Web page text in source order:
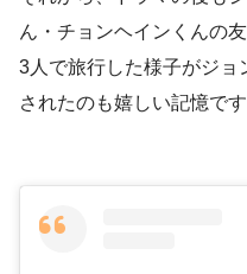
ん・チョンヘインくんの
3人で旅行した様子がジョ
されたのも嬉しい記憶です